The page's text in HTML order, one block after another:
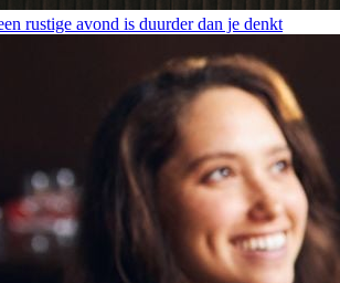
rustige avond is duurder dan je denkt